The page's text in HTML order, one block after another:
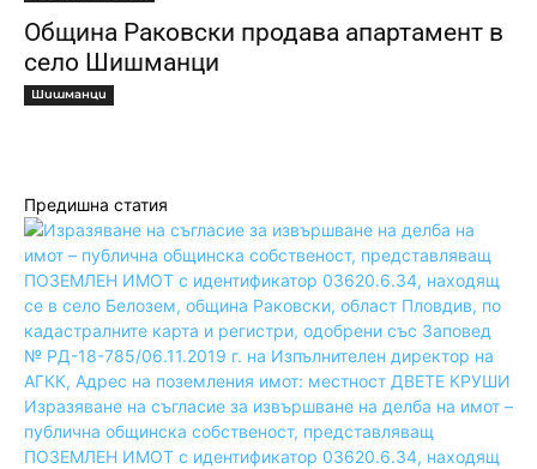
Община Раковски продава апартамент в
село Шишманци
Шишманци
Предишна статия
Изразяване на съгласие за извършване на делба на имот –
публична общинска собственост, представляващ
ПОЗЕМЛЕН ИМОТ с идентификатор 03620.6.34, находящ